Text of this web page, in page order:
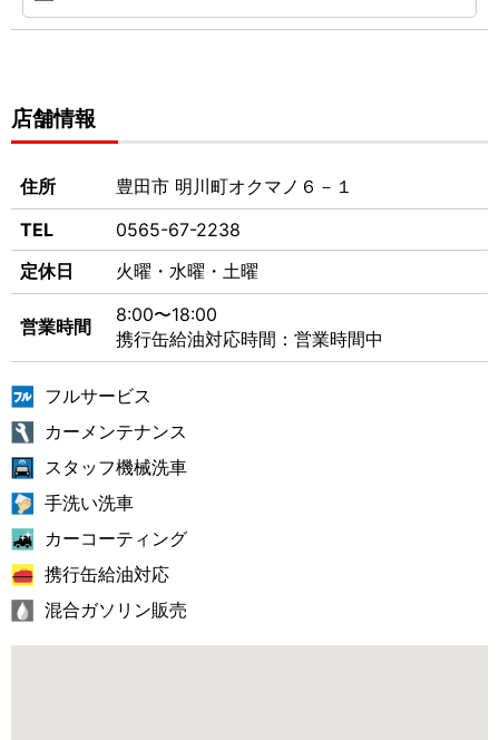
店舗情報
住所
豊田市 明川町オクマノ６－１
TEL
0565-67-2238
定休日
火曜・水曜・土曜
営業時間
8:00〜18:00
携行缶給油対応時間：営業時間中
フルサービス
カーメンテナンス
スタッフ機械洗車
手洗い洗車
カーコーティング
携行缶給油対応
混合ガソリン販売